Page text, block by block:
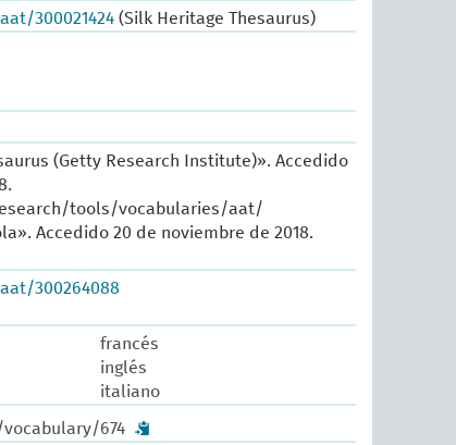
300021424 (Silk Heritage Thesaurus)
(Getty Research Institute)». Accedido
tools/vocabularies/aat/
Accedido 20 de noviembre de 2018.
300264088
francés
inglés
italiano
674